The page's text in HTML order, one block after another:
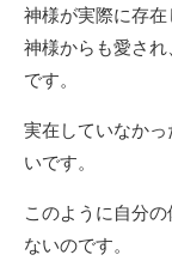
神様が実際に存在
神様からも愛さ
です。
実在していなか
いです。
このように自分
ないのです。